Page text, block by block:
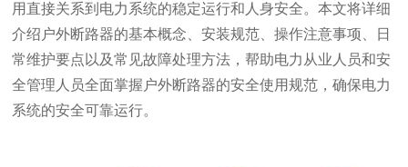
用直接关系到电力系统的稳定运行和人身安全。本文将详细
介绍户外断路器的基本概念、安装规范、操作注意事项、日
常维护要点以及常见故障处理方法，帮助电力从业人员和安
全管理人员全面掌握户外断路器的安全使用规范，确保电力
系统的安全可靠运行。